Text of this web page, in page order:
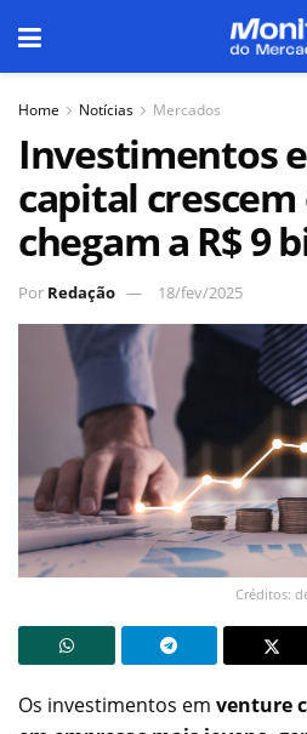
Home Notícias Mercados
Investimentos
capital crescem
chegam a R$ 9
Por Redação 18/fev/2025
Créditos:
Os investimentos em venture